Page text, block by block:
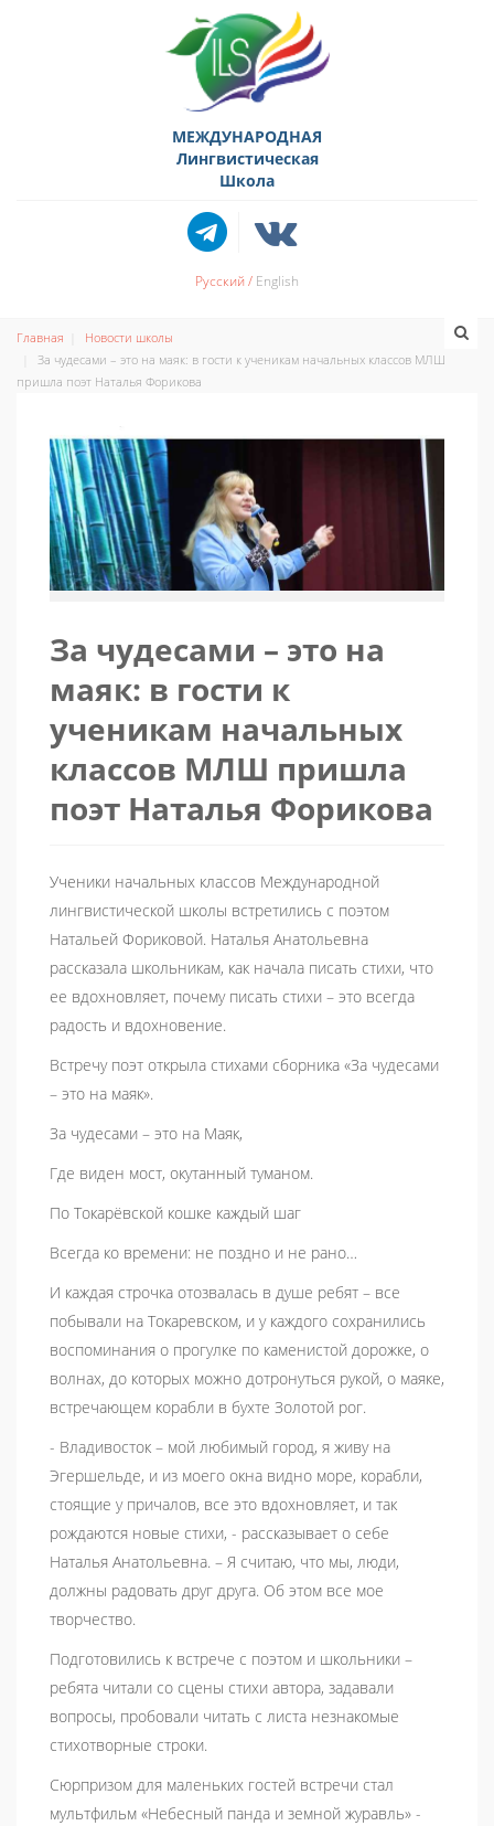
МЕЖДУНАРОДНАЯ
Лингвистическая
Школа
Русский English
Главная
Новости школы
За чудесами – это на маяк: в гости к ученикам начальных классов МЛШ
пришла поэт Наталья Форикова
За чудесами – это на
маяк: в гости к
ученикам начальных
классов МЛШ пришла
поэт Наталья Форикова
Ученики начальных классов Международной
лингвистической школы встретились с поэтом
Натальей Фориковой. Наталья Анатольевна
рассказала школьникам, как начала писать стихи, что
ее вдохновляет, почему писать стихи – это всегда
радость и вдохновение.
Встречу поэт открыла стихами сборника «За чудесами
– это на маяк».
За чудесами – это на Маяк,
Где виден мост, окутанный туманом.
По Токарёвской кошке каждый шаг
Всегда ко времени: не поздно и не рано…
И каждая строчка отозвалась в душе ребят – все
побывали на Токаревском, и у каждого сохранились
воспоминания о прогулке по каменистой дорожке, о
волнах, до которых можно дотронуться рукой, о маяке,
встречающем корабли в бухте Золотой рог.
- Владивосток – мой любимый город, я живу на
Эгершельде, и из моего окна видно море, корабли,
стоящие у причалов, все это вдохновляет, и так
рождаются новые стихи, - рассказывает о себе
Наталья Анатольевна. – Я считаю, что мы, люди,
должны радовать друг друга. Об этом все мое
творчество.
Подготовились к встрече с поэтом и школьники –
ребята читали со сцены стихи автора, задавали
вопросы, пробовали читать с листа незнакомые
стихотворные строки.
Сюрпризом для маленьких гостей встречи стал
мультфильм «Небесный панда и земной журавль» -